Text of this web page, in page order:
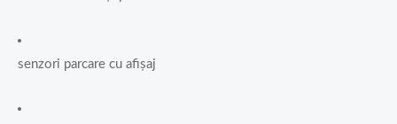
senzori parcare cu afișaj